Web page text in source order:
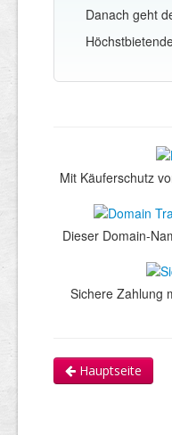
Danach geht
Mit Käuferschutz
Dieser Domain-
Sichere Zahlung
Hauptseite